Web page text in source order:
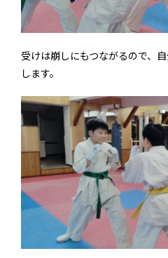
受けは崩しにもつながるので、
します。